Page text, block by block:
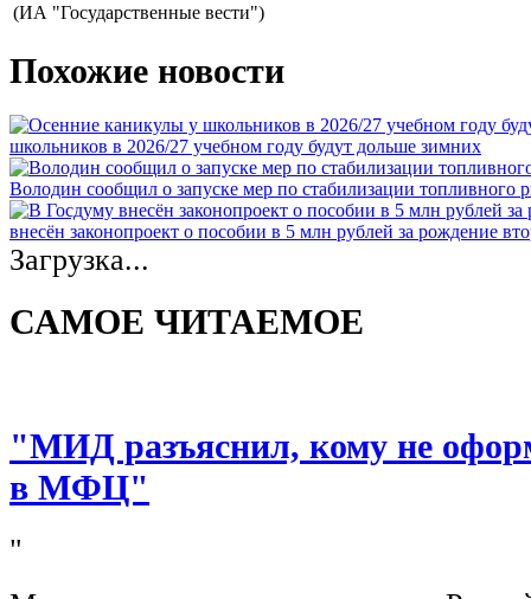
(ИА "Государственные вести")
Похожие новости
школьников в 2026/27 учебном году будут дольше зимних
Володин сообщил о запуске мер по стабилизации топливного
внесён законопроект о пособии в 5 млн рублей за рождение
Загрузка...
САМОЕ ЧИТАЕМОЕ
"МИД разъяснил, кому не
в МФЦ"
"